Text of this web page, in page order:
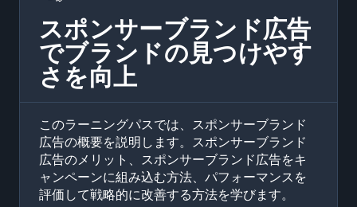
スポンサーブランド広告
でブランドの見つけやす
さを向上
このラーニングパスでは、スポンサーブランド
広告の概要を説明します。スポンサーブランド
広告のメリット、スポンサーブランド広告をキ
ャンペーンに組み込む方法、パフォーマンスを
評価して戦略的に改善する方法を学びます。